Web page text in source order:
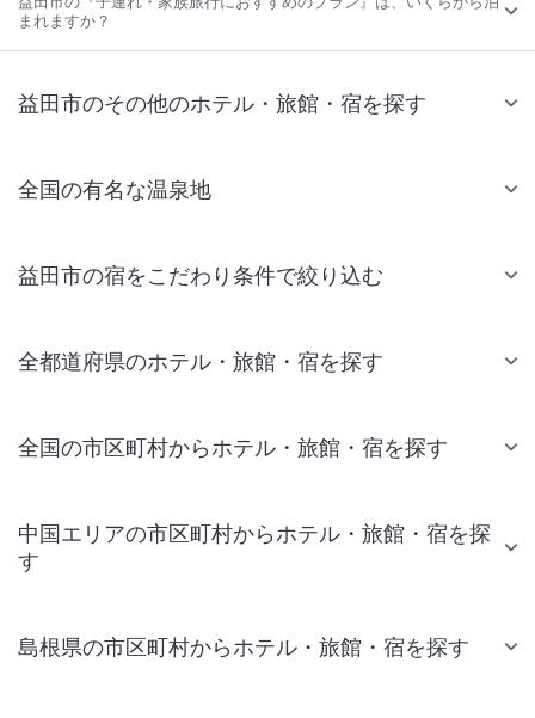
まれますか？
益田市のその他のホテル・旅館・宿を探す
全国の有名な温泉地
益田市の宿をこだわり条件で絞り込む
全都道府県のホテル・旅館・宿を探す
全国の市区町村からホテル・旅館・宿を探す
中国エリアの市区町村からホテル・旅館・宿を探
す
島根県の市区町村からホテル・旅館・宿を探す